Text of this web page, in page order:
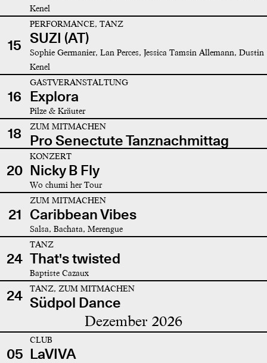
Kenel
15
PERFORMANCE, TANZ
SUZI (AT)
Sophie Germanier, Lan Perces, Jessica Tamsin Allemann, Dustin
Kenel
16
GASTVERANSTALTUNG
Explora
Pilze & Kräuter
18 ZUM MITMACHEN
Pro Senectute Tanznachmittag
20
KONZERT
Nicky B Fly
Wo chumi her Tour
21
ZUM MITMACHEN
Caribbean Vibes
Salsa, Bachata, Merengue
24
TANZ
That's twisted
Baptiste Cazaux
24 TANZ, ZUM MITMACHEN
Südpol Dance
Dezember 2026
05
CLUB
LaVIVA